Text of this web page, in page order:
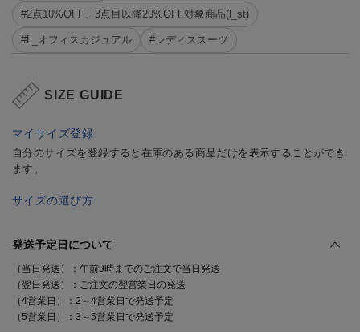
#2点10%OFF、3点目以降20%OFF対象商品(l_st)
#L_オフィスカジュアル #レディススーツ
SIZE GUIDE
マイサイズ登録
自分のサイズを登録すると在庫のある商品だけを表示することができ
ます。
サイズの選び方
発送予定日について
（当日発送）：午前9時までのご注文で当日発送
（翌日発送）：ご注文の翌営業日の発送
（4営業日）：2～4営業日で発送予定
（5営業日）：3～5営業日で発送予定